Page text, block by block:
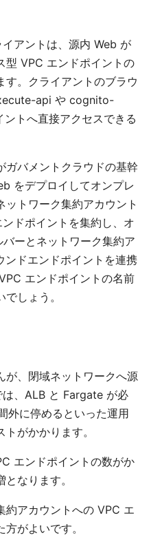
アントは、源内 Web が
型 VPC エンドポイントの
す。クライアントのブラウ
api や cognito-
トへ直接アクセスできる
ガバメントクラウドの基幹
をデプロイしてオンプレ
ットワーク集約アカウント
ドポイントを集約し、オ
ーとネットワーク集約ア
ドエンドポイントを連携
エンドポイントの名前
しょう。
が、閉域ネットワークへ源
、ALB と Fargate が必
外に停めるといった運用
がかかります。
エンドポイントの数がか
なります。
約アカウントへの VPC エ
がよいです。